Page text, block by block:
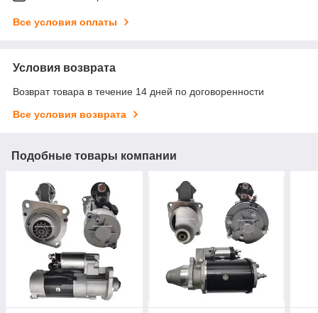
Все условия оплаты
Условия возврата
Возврат товара в течение 14 дней по договоренности
Все условия возврата
Подобные товары компании